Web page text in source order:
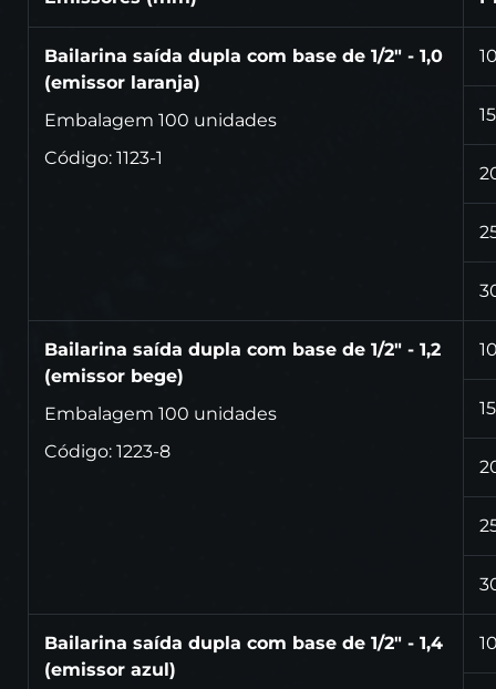
Bailarina saída dupla com base de 1/2" - 1,0
(emissor laranja)
Embalagem 100 unidades
Código: 1123-1
15
Bailarina saída dupla com base de 1/2" - 1,2
(emissor bege)
Embalagem 100 unidades
Código: 1223-8
15
Bailarina saída dupla com base de 1/2" - 1,4
(emissor azul)